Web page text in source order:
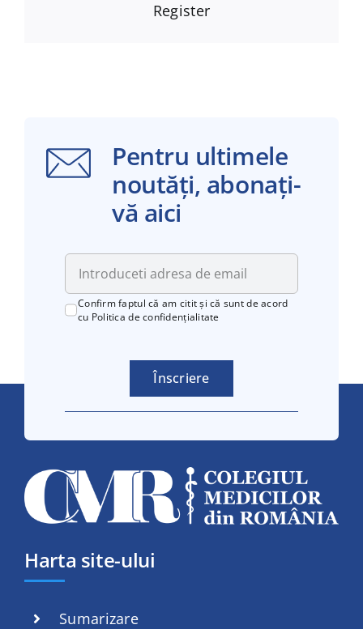
Register
Pentru ultimele
noutăți, abonați-
vă aici
Confirm faptul că am citit și că sunt de acord
cu Politica de confidențialitate
Înscriere
Harta site-ului
Sumarizare